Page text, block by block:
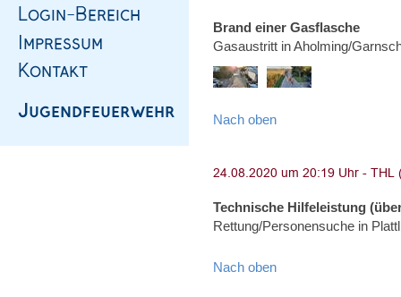
Brand einer Gasflasche
Gasaustritt in Aholming/
Nach oben
Technische Hilfeleistung
Rettung/Personensuche in
Nach oben